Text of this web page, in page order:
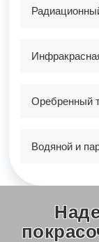
Оребренный
Водяной и